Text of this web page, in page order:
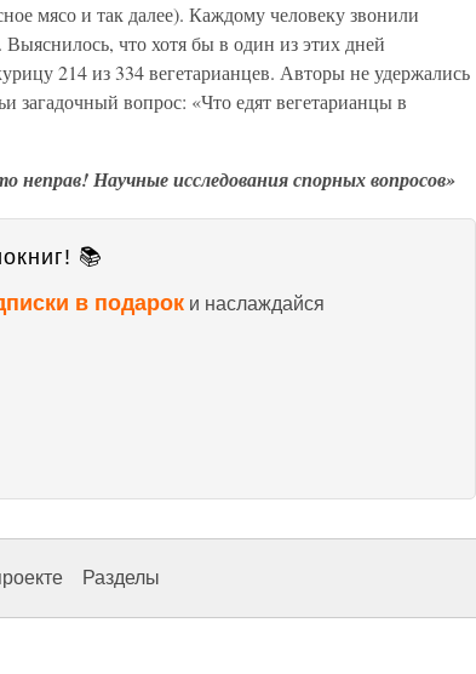
мясо и так далее). Каждому человеку звонили
что хотя бы в один из этих дней
214 из 334 вегетарианцев. Авторы не удержались
загадочный вопрос: «Что едят вегетарианцы в
Научные исследования спорных вопросов»
📚
в подарок и наслаждайся
Разделы